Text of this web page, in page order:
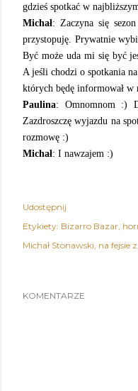
gdzieś spotkać w
Michał: Zaczyna się
przystopuję. Prywatnie
Być może uda mi się być
A jeśli chodzi o spotkania
których będę informował w
Paulina: Omnomnom :)
Zazdroszczę wyjazdu na
rozmowę :)
Michał: I nawzajem :)
Udostępnij
Etykiety: Bizarro Bazar
Michał Stonawski na fejsie z
KOMENTARZE